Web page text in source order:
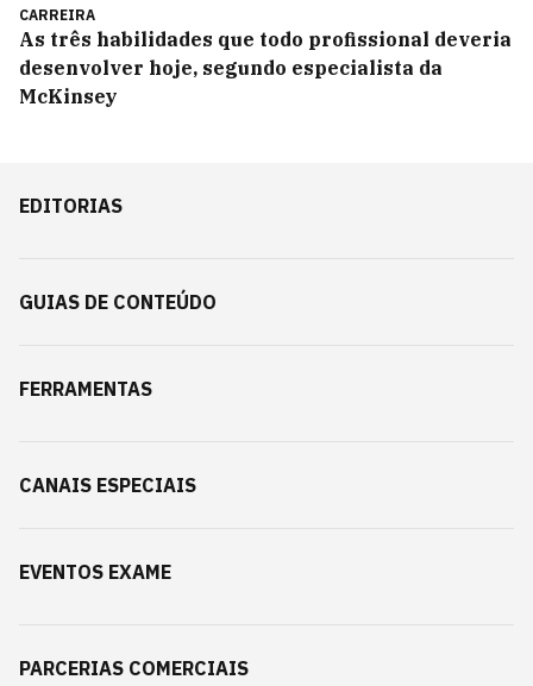
CARREIRA
As três habilidades que todo profissional deveria
desenvolver hoje, segundo especialista da
McKinsey
EDITORIAS
GUIAS DE CONTEÚDO
FERRAMENTAS
CANAIS ESPECIAIS
EVENTOS EXAME
PARCERIAS COMERCIAIS